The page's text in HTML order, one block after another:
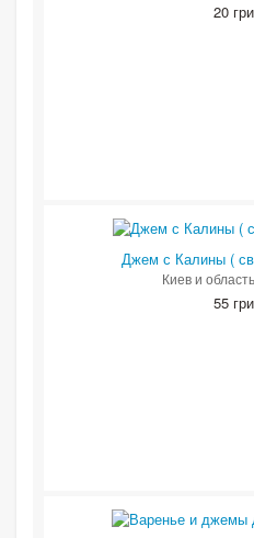
20
Джем с Калины (
Киев и область
55